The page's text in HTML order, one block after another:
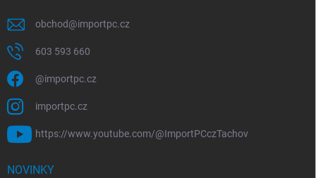
obchod@importpc.cz
603 593 660
@importpc.cz
importpc.cz
https://www.youtube.com/@ImportPCczTachov
NOVINKY